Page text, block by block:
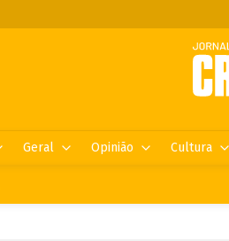
Geral Opinião Cultura